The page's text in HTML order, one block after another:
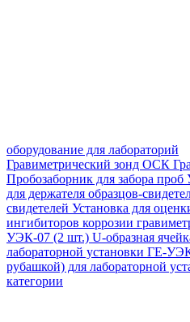
оборудование для лабораторий
Гравиметрический зонд ОСК
Пробозаборник для забора проб
для держателя образцов-
свидетелей Установка для
ингибиторов коррозии
УЭК-07 (2 шт.) U-образная
лабораторной установки ГЕ-
рубашкой) для лабораторной
категории